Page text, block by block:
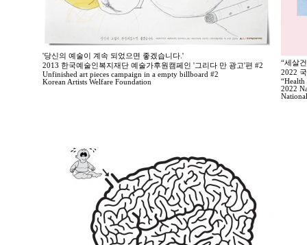
'당신의 예술이 계속 되었으면 좋겠습니다.'
2013 한국예술인복지재단 예술가후원캠페인 '그리다 만 광고'편 #2
Unfinished art pieces campaign in a empty billboard #2
Korean Artists Welfare Foundation
“세살
2022
2022